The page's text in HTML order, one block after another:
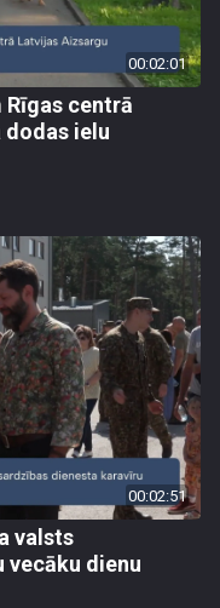
00:02:01
centrā
ielu
00:02:51
valsts
vecāku dienu